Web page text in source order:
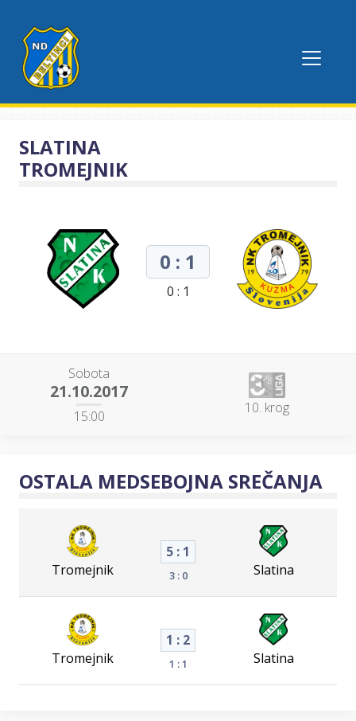
SLATINA
TROMEJNIK
0 : 1
0 : 1
Sobota
21.10.2017
15:00 10. krog
OSTALA MEDSEBOJNA SREČANJA
Tromejnik
5 : 1
3 : 0 Slatina
Tromejnik
1 : 2
1 : 1 Slatina